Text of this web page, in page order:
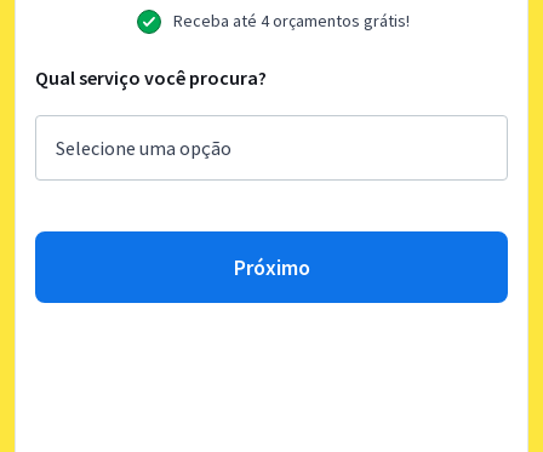
Receba até 4 orçamentos grátis!
Qual serviço você procura?
Próximo